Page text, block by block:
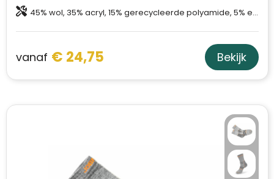
45% wol, 35% acryl, 15% gerecycleerde polyamide, 5% elastaan
vanaf € 24,75 Bekijk